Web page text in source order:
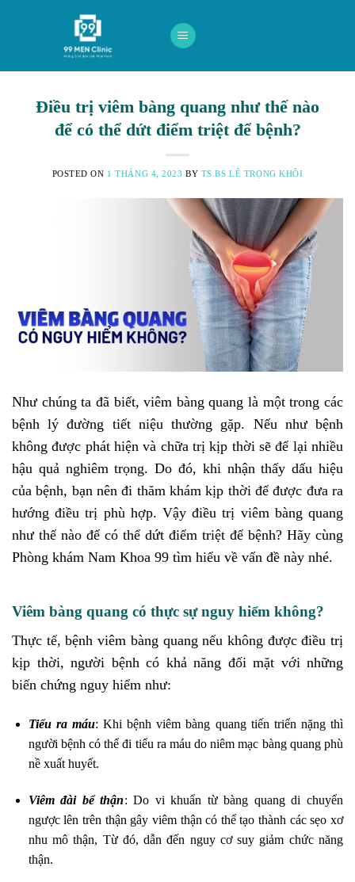
Điều trị viêm bàng quang như thế nào
để có thể dứt điểm triệt để bệnh?
POSTED ON 1 THÁNG 4, 2023 BY TS.BS LÊ TRỌNG KHÔI
Như chúng ta đã biết, viêm bàng quang là một trong các
bệnh lý đường tiết niệu thường gặp. Nếu như bệnh
không được phát hiện và chữa trị kịp thời sẽ để lại nhiều
hậu quả nghiêm trọng. Do đó, khi nhận thấy dấu hiệu
của bệnh, bạn nên đi thăm khám kịp thời để được đưa ra
hướng điều trị phù hợp. Vậy điều trị viêm bàng quang
như thế nào để có thể dứt điểm triệt để bệnh? Hãy cùng
Phòng khám Nam Khoa 99 tìm hiểu về vấn đề này nhé.
Viêm bàng quang có thực sự nguy hiểm không?
Thực tế, bệnh viêm bàng quang nếu không được điều trị
kịp thời, người bệnh có khả năng đối mặt với những
biến chứng nguy hiểm như:
Tiểu ra máu: Khi bệnh viêm bàng quang tiến triển nặng thì
người bệnh có thể đi tiểu ra máu do niêm mạc bàng quang phù
nề xuất huyết.
Viêm đài bể thận: Do vi khuẩn từ bàng quang di chuyển
ngược lên trên thận gây viêm thận có thể tạo thành các sẹo xơ
nhu mô thận, Từ đó, dẫn đến nguy cơ suy giảm chức năng
thận.